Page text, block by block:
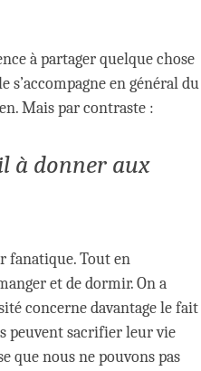
à partager quelque chose
s’accompagne en général du
Mais par contraste :
à donner aux
fanatique. Tout en
et de dormir. On a
concerne davantage le fait
peuvent sacrifier leur vie
que nous ne pouvons pas